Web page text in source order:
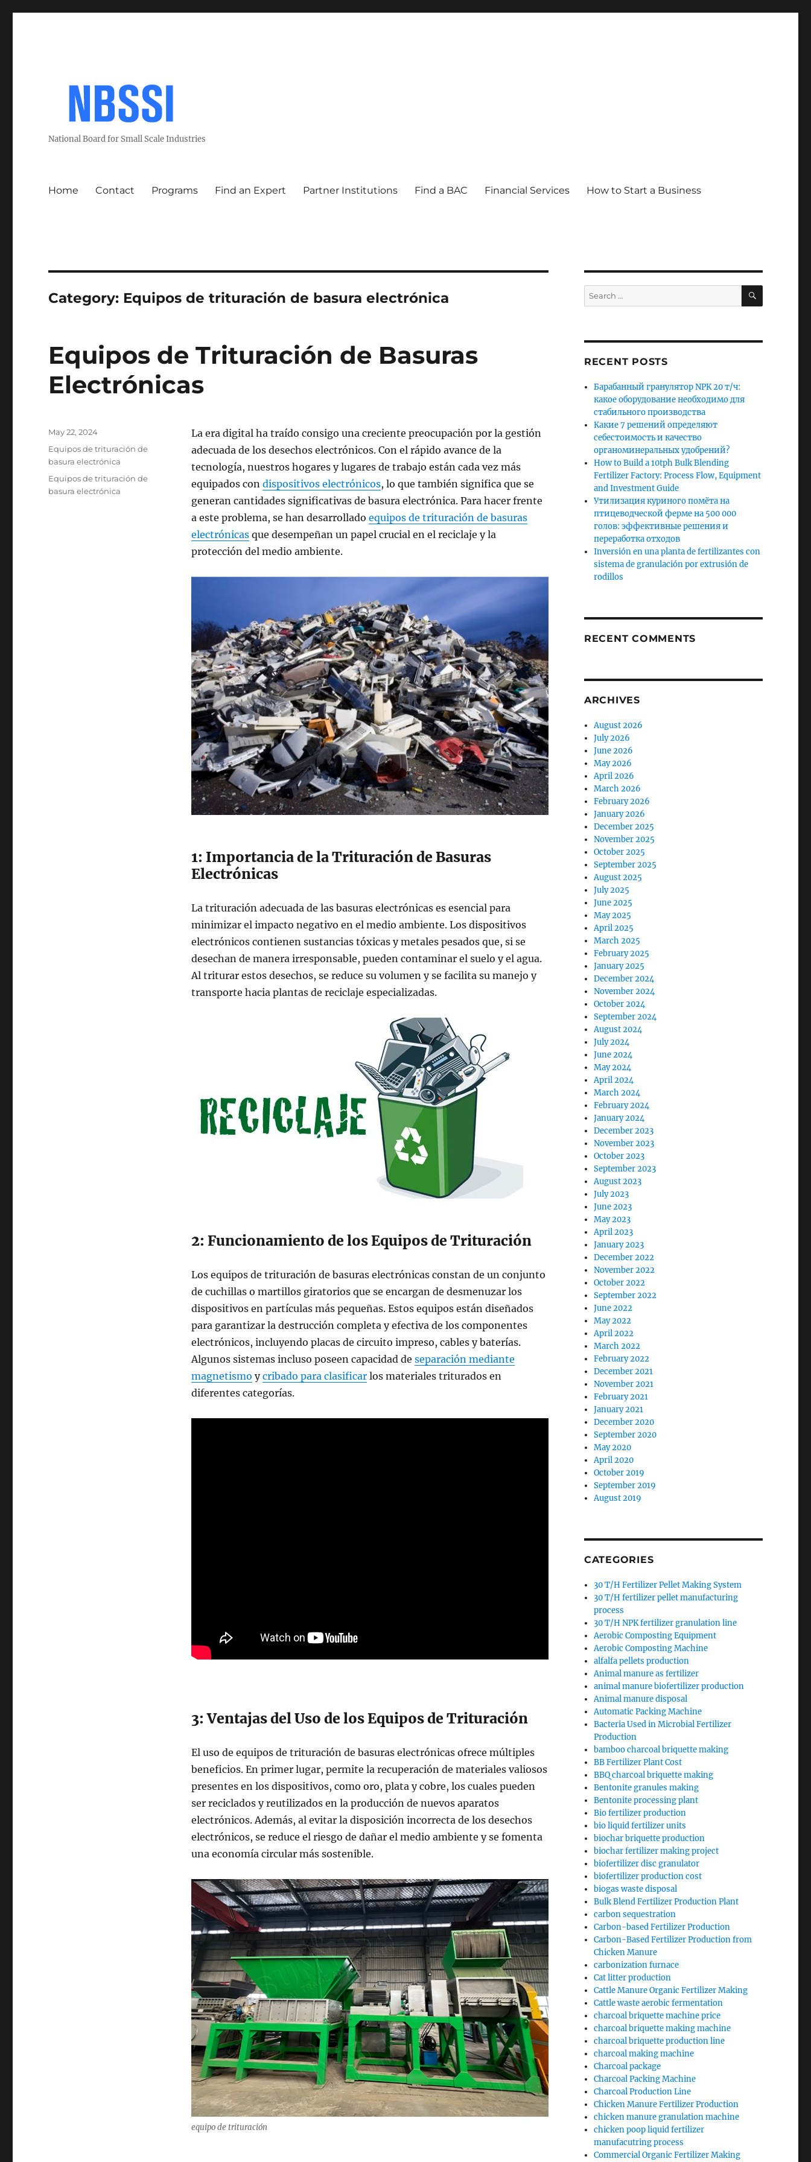
National Board for Small Scale Industries
Home Contact Programs Find an Expert Partner Institutions Find a BAC Financial Services How to Start a Business
Category: Equipos de trituración de basura electrónica
Equipos de Trituración de Basuras
Electrónicas
La era digital ha traído consigo una creciente preocupación por la gestión
adecuada de los desechos electrónicos. Con el rápido avance de la
tecnología, nuestros hogares y lugares de trabajo están cada vez más
equipados con dispositivos electrónicos, lo que también significa que se
generan cantidades significativas de basura electrónica. Para hacer frente
a este problema, se han desarrollado equipos de trituración de basuras
electrónicasque desempeñan un papel crucial en el reciclaje y la
protección del medio ambiente.
1: Importancia de la Trituración de Basuras
Electrónicas
La trituración adecuada de las basuras electrónicas es esencial para
minimizar el impacto negativo en el medio ambiente. Los dispositivos
electrónicos contienen sustancias tóxicas y metales pesados que, si se
desechan de manera irresponsable, pueden contaminar el suelo y el agua.
Al triturar estos desechos, se reduce su volumen y se facilita su manejo y
transporte hacia plantas de reciclaje especializadas.
2: Funcionamiento de los Equipos de Trituración
Los equipos de trituración de basuras electrónicas constan de un conjunto
de cuchillas o martillos giratorios que se encargan de desmenuzar los
dispositivos en partículas más pequeñas. Estos equipos están diseñados
para garantizar la destrucción completa y efectiva de los componentes
electrónicos, incluyendo placas de circuito impreso, cables y baterías.
Algunos sistemas incluso poseen capacidad de separación mediante
magnetismo ycribado para clasificarlos materiales triturados en
diferentes categorías.
3: Ventajas del Uso de los Equipos de Trituración
El uso de equipos de trituración de basuras electrónicas ofrece múltiples
beneficios. En primer lugar, permite la recuperación de materiales valiosos
presentes en los dispositivos, como oro, plata y cobre, los cuales pueden
ser reciclados y reutilizados en la producción de nuevos aparatos
electrónicos. Además, al evitar la disposición incorrecta de los desechos
electrónicos, se reduce el riesgo de dañar el medio ambiente y se fomenta
una economía circular más sostenible.
equipo de trituración
Posted
May 22, 2024
Categories
Equipos de trituración de
basura electrónica
Tags
Equipos de trituración de
basura electrónica
Search
for:
SEARCH
RECENT POSTS
Барабанный гранулятор NPK 20 т/ч:
какое оборудование необходимо для
стабильного производства
Какие 7 решений определяют
себестоимость и качество
органоминеральных удобрений?
How to Build a 10tph Bulk Blending
Fertilizer Factory: Process Flow, Equipment
and Investment Guide
Утилизация куриного помёта на
птицеводческой ферме на 500 000
голов: эффективные решения и
переработка отходов
Inversión en una planta de fertilizantes con
sistema de granulación por extrusión de
rodillos
RECENT COMMENTS
ARCHIVES
August 2026
July 2026
June 2026
May 2026
April 2026
March 2026
February 2026
January 2026
December 2025
November 2025
October 2025
September 2025
August 2025
July 2025
June 2025
May 2025
April 2025
March 2025
February 2025
January 2025
December 2024
November 2024
October 2024
September 2024
August 2024
July 2024
June 2024
May 2024
April 2024
March 2024
February 2024
January 2024
December 2023
November 2023
October 2023
September 2023
August 2023
July 2023
June 2023
May 2023
April 2023
January 2023
December 2022
November 2022
October 2022
September 2022
June 2022
May 2022
April 2022
March 2022
February 2022
December 2021
November 2021
February 2021
January 2021
December 2020
September 2020
May 2020
April 2020
October 2019
September 2019
August 2019
CATEGORIES
30 T/H Fertilizer Pellet Making System
30 T/H fertilizer pellet manufacturing
process
30 T/H NPK fertilizer granulation line
Aerobic Composting Equipment
Aerobic Composting Machine
alfalfa pellets production
Animal manure as fertilizer
animal manure biofertilizer production
Animal manure disposal
Automatic Packing Machine
Bacteria Used in Microbial Fertilizer
Production
bamboo charcoal briquette making
BB Fertilizer Plant Cost
BBQ charcoal briquette making
Bentonite granules making
Bentonite processing plant
Bio fertilizer production
bio liquid fertilizer units
biochar briquette production
biochar fertilizer making project
biofertilizer disc granulator
biofertilizer production cost
biogas waste disposal
Bulk Blend Fertilizer Production Plant
carbon sequestration
Carbon-based Fertilizer Production
Carbon-Based Fertilizer Production from
Chicken Manure
carbonization furnace
Cat litter production
Cattle Manure Organic Fertilizer Making
Cattle waste aerobic fermentation
charcoal briquette machine price
charcoal briquette making machine
charcoal briquette production line
charcoal making machine
Charcoal package
Charcoal Packing Machine
Charcoal Production Line
Chicken Manure Fertilizer Production
chicken manure granulation machine
chicken poop liquid fertilizer
manufacutring process
Commercial Organic Fertilizer Making